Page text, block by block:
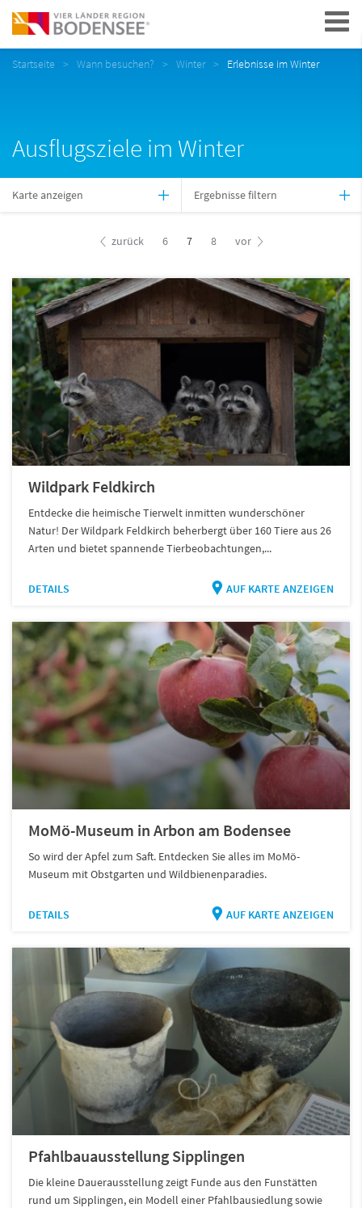
Navigation
Startseite Wann besuchen? Winter Erlebnisse im Winter
Ausflugsziele im Winter
Karte anzeigen Ergebnisse filtern
zurück 6 7 8 vor
Wildpark Feldkirch
Entdecke die heimische Tierwelt inmitten wunderschöner
Natur! Der Wildpark Feldkirch beherbergt über 160 Tiere aus 26
Arten und bietet spannende Tierbeobachtungen,...
DETAILS AUF KARTE ANZEIGEN
MoMö-Museum in Arbon am Bodensee
So wird der Apfel zum Saft. Entdecken Sie alles im MoMö-
Museum mit Obstgarten und Wildbienenparadies.
DETAILS AUF KARTE ANZEIGEN
Pfahlbauausstellung Sipplingen
Die kleine Dauerausstellung zeigt Funde aus den Funstätten
rund um Sipplingen, ein Modell einer Pfahlbausiedlung sowie